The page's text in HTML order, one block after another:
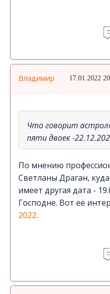
Владимир 17.01.2022
Что говорит
пяти двоек -
По мнению
Светланы Драган,
имеет другая дата -
Господне. Вот её
2022.